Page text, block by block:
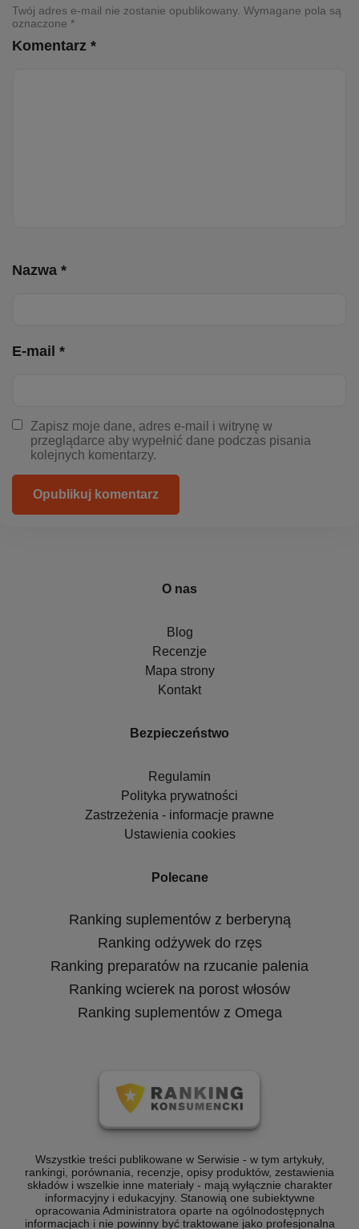
Twój adres e-mail nie zostanie opublikowany. Wymagane pola są
oznaczone *
Komentarz *
Nazwa *
E-mail *
Zapisz moje dane, adres e-mail i witrynę w
przeglądarce aby wypełnić dane podczas pisania
kolejnych komentarzy.
Opublikuj komentarz
O nas
Blog
Recenzje
Mapa strony
Kontakt
Bezpieczeństwo
Regulamin
Polityka prywatności
Zastrzeżenia - informacje prawne
Ustawienia cookies
Polecane
Ranking suplementów z berberyną
Ranking odżywek do rzęs
Ranking preparatów na rzucanie palenia
Ranking wcierek na porost włosów
Ranking suplementów z Omega
Wszystkie treści publikowane w Serwisie - w tym artykuły,
rankingi, porównania, recenzje, opisy produktów, zestawienia
składów i wszelkie inne materiały - mają wyłącznie charakter
informacyjny i edukacyjny. Stanowią one subiektywne
opracowania Administratora oparte na ogólnodostępnych
informacjach i nie powinny być traktowane jako profesjonalna